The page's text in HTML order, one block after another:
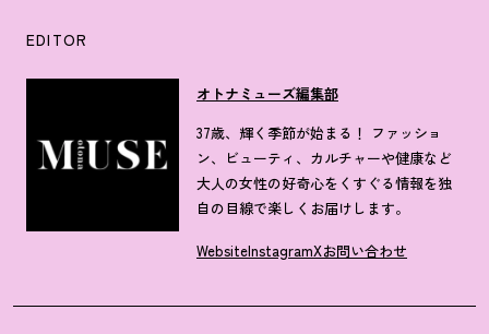
EDITOR
オトナミューズ編集部
37歳、輝く季節が始まる！ ファッショ
ン、ビューティ、カルチャーや健康など
大人の女性の好奇心をくすぐる情報を独
自の目線で楽しくお届けします。
WebsiteInstagramXお問い合わせ